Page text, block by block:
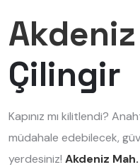
Çilingir
Kapınız mı kilitlendi?
müdahale edebilecek,
yerdesiniz! Akdeniz